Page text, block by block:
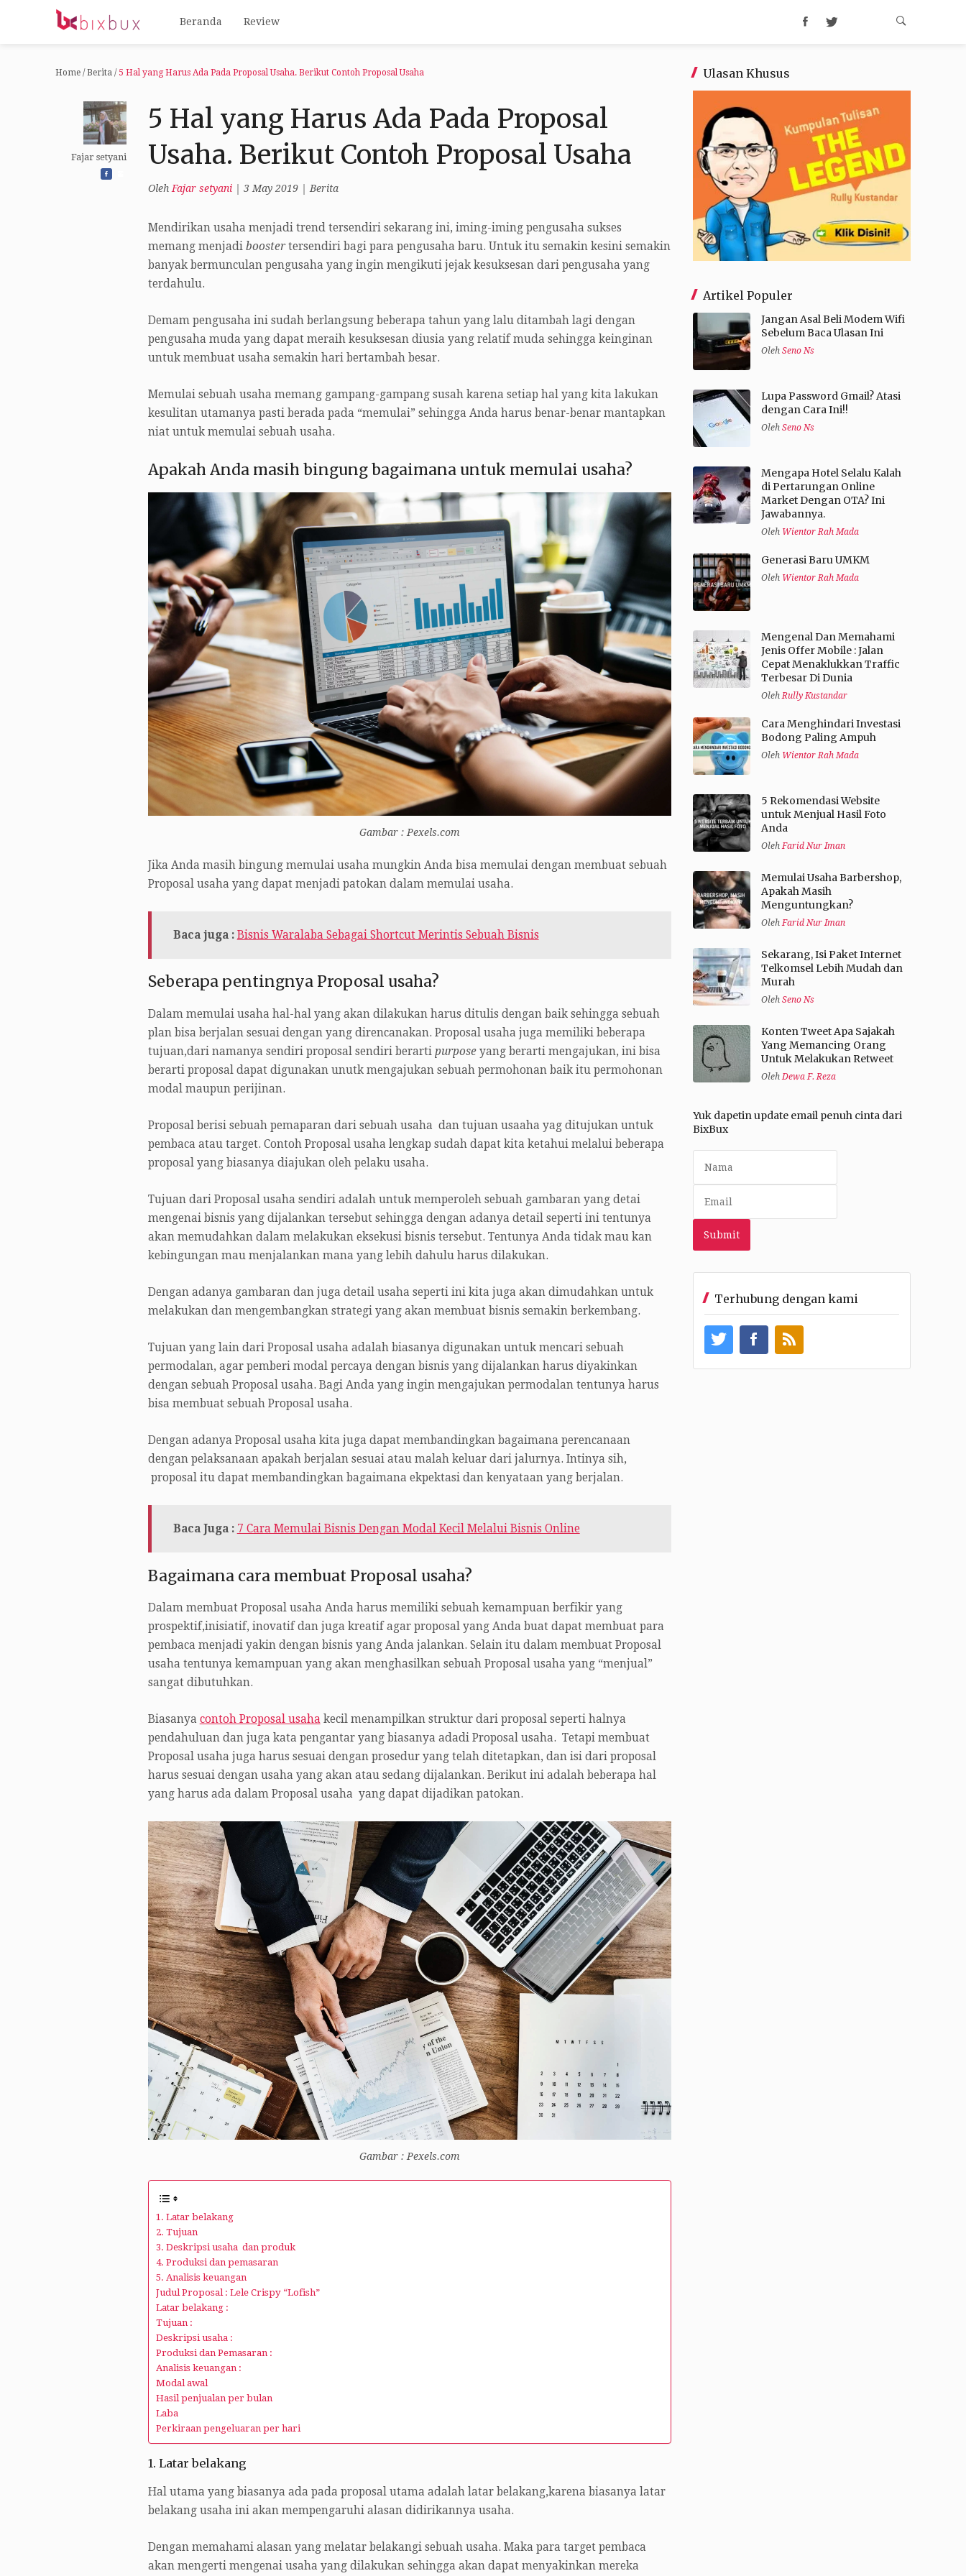
Beranda Review
Home /Berita / 5 Hal yang Harus Ada Pada Proposal Usaha. Berikut Contoh Proposal Usaha
Fajar setyani
5 Hal yang Harus Ada Pada Proposal
Usaha. Berikut Contoh Proposal Usaha
Oleh Fajar setyani| 3 May 2019| Berita
Mendirikan usaha menjadi trend tersendiri sekarang ini, iming-iming pengusaha sukses
memang menjadi boostertersendiri bagi para pengusaha baru. Untuk itu semakin kesini semakin
banyak bermunculan pengusaha yang ingin mengikuti jejak kesuksesan dari pengusaha yang
terdahulu.
Demam pengusaha ini sudah berlangsung beberapa tahun yang lalu ditambah lagi dengan
pengusaha muda yang dapat meraih kesuksesan diusia yang relatif muda sehingga keinginan
untuk membuat usaha semakin hari bertambah besar.
Memulai sebuah usaha memang gampang-gampang susah karena setiap hal yang kita lakukan
kesulitan utamanya pasti berada pada “memulai” sehingga Anda harus benar-benar mantapkan
niat untuk memulai sebuah usaha.
Apakah Anda masih bingung bagaimana untuk memulai usaha?
Gambar : Pexels.com
Jika Anda masih bingung memulai usaha mungkin Anda bisa memulai dengan membuat sebuah
Proposal usaha yang dapat menjadi patokan dalam memulai usaha.
Baca juga : Bisnis Waralaba Sebagai Shortcut Merintis Sebuah Bisnis
Seberapa pentingnya Proposal usaha?
Dalam memulai usaha hal-hal yang akan dilakukan harus ditulis dengan baik sehingga sebuah
plan bisa berjalan sesuai dengan yang direncanakan. Proposal usaha juga memiliki beberapa
tujuan,dari namanya sendiri proposal sendiri berarti purposeyang berarti mengajukan, ini bisa
berarti proposal dapat digunakan unutk mengajukan sebuah permohonan baik itu permohonan
modal maupun perijinan.
Proposal berisi sebuah pemaparan dari sebuah usaha dan tujuan usaaha yag ditujukan untuk
pembaca atau target. Contoh Proposal usaha lengkap sudah dapat kita ketahui melalui beberapa
proposal yang biasanya diajukan oleh pelaku usaha.
Tujuan dari Proposal usaha sendiri adalah untuk memperoleh sebuah gambaran yang detai
mengenai bisnis yang dijalankan tersebut sehingga dengan adanya detail seperti ini tentunya
akan memudahkan dalam melakukan eksekusi bisnis tersebut. Tentunya Anda tidak mau kan
kebingungan mau menjalankan mana yang lebih dahulu harus dilakukan.
Dengan adanya gambaran dan juga detail usaha seperti ini kita juga akan dimudahkan untuk
melakukan dan mengembangkan strategi yang akan membuat bisnis semakin berkembang.
Tujuan yang lain dari Proposal usaha adalah biasanya digunakan untuk mencari sebuah
permodalan, agar pemberi modal percaya dengan bisnis yang dijalankan harus diyakinkan
dengan sebuah Proposal usaha. Bagi Anda yang ingin mengajukan permodalan tentunya harus
bisa membuat sebuah Proposal usaha.
Dengan adanya Proposal usaha kita juga dapat membandingkan bagaimana perencanaan
dengan pelaksanaan apakah berjalan sesuai atau malah keluar dari jalurnya. Intinya sih,
proposal itu dapat membandingkan bagaimana ekpektasi dan kenyataan yang berjalan.
Baca Juga : 7 Cara Memulai Bisnis Dengan Modal Kecil Melalui Bisnis Online
Bagaimana cara membuat Proposal usaha?
Dalam membuat Proposal usaha Anda harus memiliki sebuah kemampuan berfikir yang
prospektif,inisiatif, inovatif dan juga kreatif agar proposal yang Anda buat dapat membuat para
pembaca menjadi yakin dengan bisnis yang Anda jalankan. Selain itu dalam membuat Proposal
usaha tentunya kemampuan yang akan menghasilkan sebuah Proposal usaha yang “menjual”
sangat dibutuhkan.
Biasanya contoh Proposal usahakecil menampilkan struktur dari proposal seperti halnya
pendahuluan dan juga kata pengantar yang biasanya adadi Proposal usaha. Tetapi membuat
Proposal usaha juga harus sesuai dengan prosedur yang telah ditetapkan, dan isi dari proposal
harus sesuai dengan usaha yang akan atau sedang dijalankan. Berikut ini adalah beberapa hal
yang harus ada dalam Proposal usaha yang dapat dijadikan patokan.
Gambar : Pexels.com
1. Latar belakang
2. Tujuan
3. Deskripsi usaha dan produk
4. Produksi dan pemasaran
5. Analisis keuangan
Judul Proposal : Lele Crispy “Lofish”
Latar belakang :
Tujuan :
Deskripsi usaha :
Produksi dan Pemasaran :
Analisis keuangan :
Modal awal
Hasil penjualan per bulan
Laba
Perkiraan pengeluaran per hari
1. Latar belakang
Hal utama yang biasanya ada pada proposal utama adalah latar belakang,karena biasanya latar
belakang usaha ini akan mempengaruhi alasan didirikannya usaha.
Dengan memahami alasan yang melatar belakangi sebuah usaha. Maka para target pembaca
akan mengerti mengenai usaha yang dilakukan sehingga akan dapat menyakinkan mereka
Ulasan Khusus
Artikel Populer
Jangan Asal Beli Modem Wifi
Sebelum Baca Ulasan Ini
Oleh Seno Ns
Lupa Password Gmail? Atasi
dengan Cara Ini!!
Oleh Seno Ns
Mengapa Hotel Selalu Kalah
di Pertarungan Online
Market Dengan OTA? Ini
Jawabannya.
Oleh Wientor Rah Mada
Generasi Baru UMKM
Oleh Wientor Rah Mada
Mengenal Dan Memahami
Jenis Offer Mobile : Jalan
Cepat Menaklukkan Traffic
Terbesar Di Dunia
OlehRully Kustandar
Cara Menghindari Investasi
Bodong Paling Ampuh
Oleh Wientor Rah Mada
5 Rekomendasi Website
untuk Menjual Hasil Foto
Anda
OlehFarid Nur Iman
Memulai Usaha Barbershop,
Apakah Masih
Menguntungkan?
OlehFarid Nur Iman
Sekarang, Isi Paket Internet
Telkomsel Lebih Mudah dan
Murah
Oleh Seno Ns
Konten Tweet Apa Sajakah
Yang Memancing Orang
Untuk Melakukan Retweet
OlehDewa F. Reza
Yuk dapetin update email penuh cinta dari
BixBux
Terhubung dengan kami